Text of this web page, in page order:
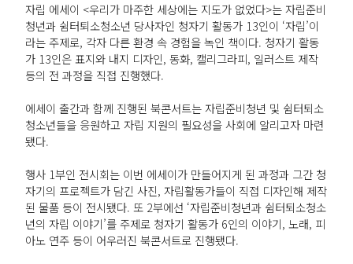
자립 에세이 <우리가 마주한 세상에는 지도가 없었다>는 자립준비
청년과 쉼터퇴소청소년 당사자인 청자기 활동가 13인이 ‘자립’이
라는 주제로, 각자 다른 환경 속 경험을 녹인 책이다. 청자기 활동
가 13인은 표지와 내지 디자인, 동화, 캘리그라피, 일러스트 제작
등의 전 과정을 직접 진행했다.
에세이 출간과 함께 진행된 북콘서트는 자립준비청년 및 쉼터퇴소
청소년들을 응원하고 자립 지원의 필요성을 사회에 알리고자 마련
됐다.
행사 1부인 전시회는 이번 에세이가 만들어지게 된 과정과 그간 청
자기의 프로젝트가 담긴 사진, 자립활동가들이 직접 디자인해 제작
된 물품 등이 전시됐다. 또 2부에선 ‘자립준비청년과 쉼터퇴소청소
년의 자립 이야기’를 주제로 청자기 활동가 6인의 이야기, 노래, 피
아노 연주 등이 어우러진 북콘서트로 진행됐다.